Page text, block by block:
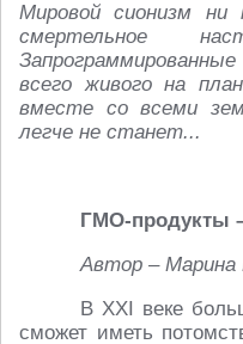
Мировой сионизм ни
смертельное
всего живого на
вместе со всеми
легче не станет...
ГМО-продукты
Автор – Марина
В XXI веке
сможет иметь